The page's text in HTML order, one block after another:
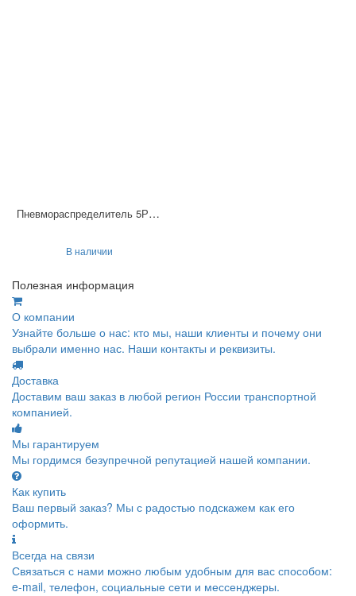
Пневмораспределитель 5Р-16-212-3
В наличии
Полезная информация
О компании
Узнайте больше о нас: кто мы, наши клиенты и почему они
выбрали именно нас. Наши контакты и реквизиты.
Доставка
Доставим ваш заказ в любой регион России транспортной
компанией.
Мы гарантируем
Мы гордимся безупречной репутацией нашей компании.
Как купить
Ваш первый заказ? Мы с радостью подскажем как его
оформить.
Всегда на связи
Связаться с нами можно любым удобным для вас способом:
e-mail, телефон, социальные сети и мессенджеры.